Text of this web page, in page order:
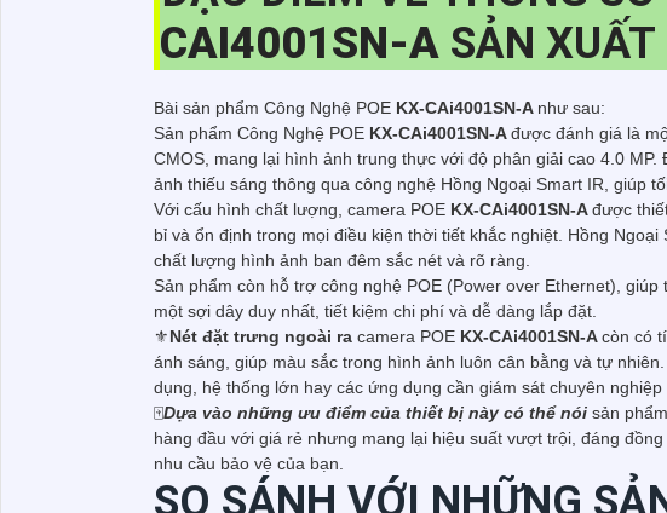
CAI4001SN-A SẢN
Bài sản phẩm Công Nghệ POE KX-CAi4001SN-A như sau:
Sản phẩm Công Nghệ POE KX-CAi4001SN-Ađược đánh giá là
CMOS, mang lại hình ảnh trung thực với độ phân giải cao 4.0
ảnh thiếu sáng thông qua công nghệ Hồng Ngoại Smart IR, giúp
Với cấu hình chất lượng, camera POE KX-CAi4001SN-Ađược
bỉ và ổn định trong mọi điều kiện thời tiết khắc nghiệt. Hồng
chất lượng hình ảnh ban đêm sắc nét và rõ ràng.
Sản phẩm còn hỗ trợ công nghệ POE (Power over Ethernet),
một sợi dây duy nhất, tiết kiệm chi phí và dễ dàng lắp đặt.
⚜️Nét đặt trưng ngoài ra camera POE KX-CAi4001SN-Acòn có
ánh sáng, giúp màu sắc trong hình ảnh luôn cân bằng và tự
dụng, hệ thống lớn hay các ứng dụng cần giám sát chuyên
🀄Dựa vào những ưu điểm của thiết bị này có thể nói sản
hàng đầu với giá rẻ nhưng mang lại hiệu suất vượt trội, đáng
nhu cầu bảo vệ của bạn.
SO SÁNH VỚI NHỮNG